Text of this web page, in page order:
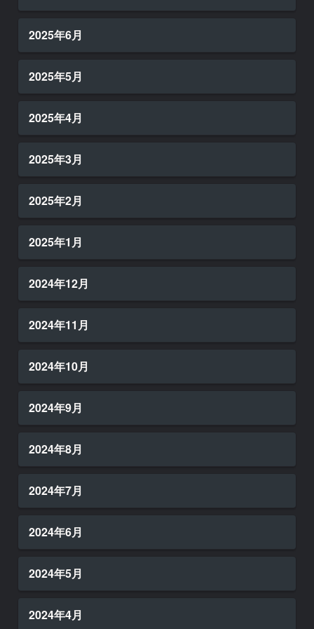
2025年6月
2025年5月
2025年4月
2025年3月
2025年2月
2025年1月
2024年12月
2024年11月
2024年10月
2024年9月
2024年8月
2024年7月
2024年6月
2024年5月
2024年4月